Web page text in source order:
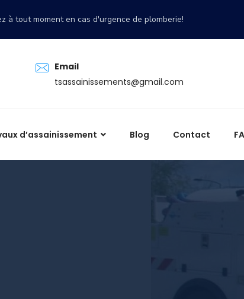
à tout moment en cas d'urgence de plomberie!
Email
tsassainissements@gmail.com
d’assainissement Blog Contact